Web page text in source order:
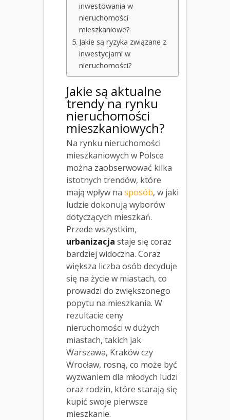
inwestowania w
nieruchomości
mieszkaniowe?
Jakie są ryzyka związane z
inwestycjami w
nieruchomości?
Jakie są aktualne
trendy na rynku
nieruchomości
mieszkaniowych?
Na rynku nieruchomości
mieszkaniowych w Polsce
można zaobserwować kilka
istotnych trendów, które
mają wpływ na sposób, w jaki
ludzie dokonują wyborów
dotyczących mieszkań.
Przede wszystkim,
urbanizacja staje się coraz
bardziej widoczna. Coraz
większa liczba osób decyduje
się na życie w miastach, co
prowadzi do zwiększonego
popytu na mieszkania. W
rezultacie ceny
nieruchomości w dużych
miastach, takich jak
Warszawa, Kraków czy
Wrocław, rosną, co może być
wyzwaniem dla młodych ludzi
oraz rodzin, które starają się
kupić swoje pierwsze
mieszkanie.